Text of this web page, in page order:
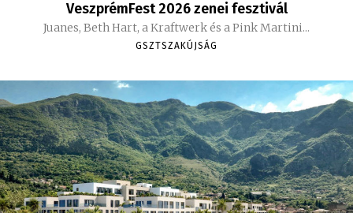
VeszprémFest 2026 zenei fesztivál
Juanes, Beth Hart, a Kraftwerk és a Pink Martini...
GSZTSZAKÚJSÁG